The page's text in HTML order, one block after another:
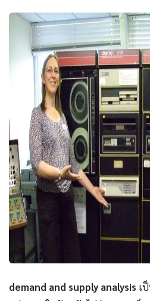
demand and supply analysis เ